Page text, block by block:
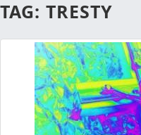
TAG: TRESTY